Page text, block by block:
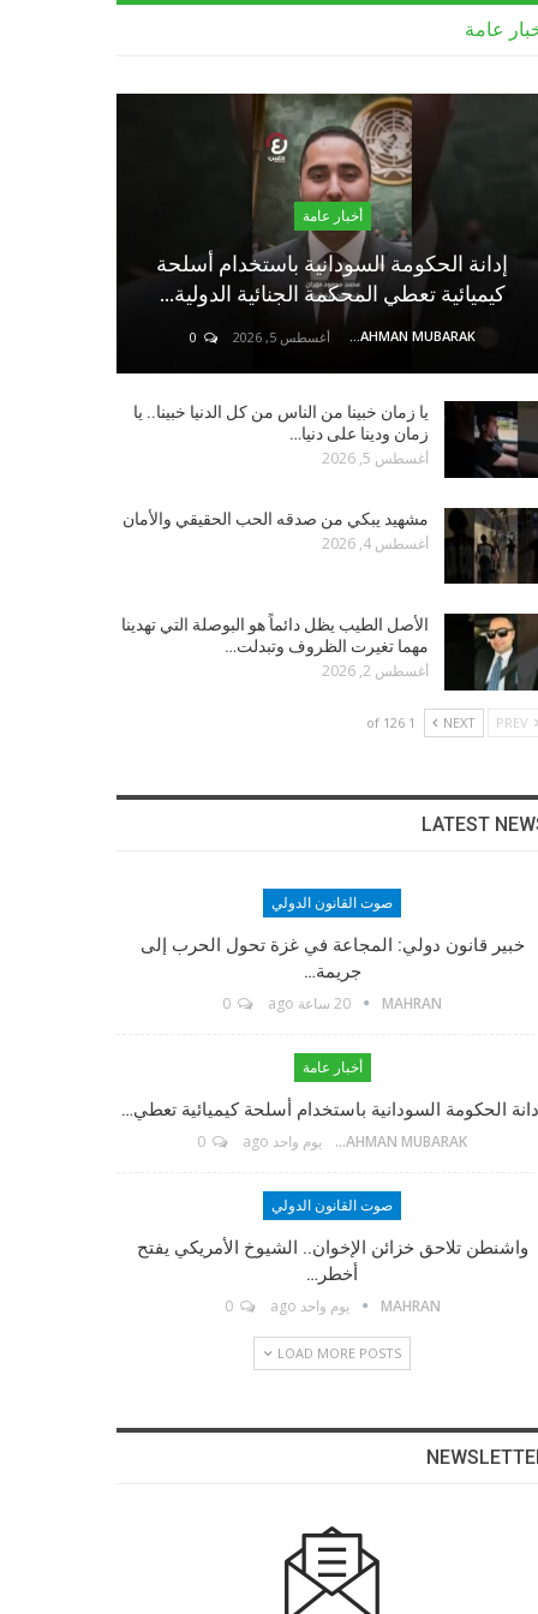
عامة
أخبار عامة
إدانة الحكومة السودانية باستخدام أسلحة
كيميائية تعطي المحكمة الجنائية الدولية…
ABDELRAHMAN MUBARAK أغسطس 5, 2026
يا زمان خبينا من الناس من كل الدنيا خبينا.. يا
زمان ودينا على دنيا…
أغسطس 5, 2026
مشهيد يبكي من صدقه الحب الحقيقي والأمان
أغسطس 4, 2026
الأصل الطيب يظل دائماً هو البوصلة التي تهدينا
مهما تغيرت الظروف وتبدلت…
أغسطس 2, 2026
NEXT
1 of 126
LATEST
صوت القانون الدولي
خبير قانون دولي: المجاعة في غزة تحول الحرب إلى
جريمة…
MAHRAN 20 ساعة ago
أخبار عامة
الحكومة السودانية باستخدام أسلحة كيميائية تعطي…
ABDELRAHMAN MUBARAK يوم واحد ago
صوت القانون الدولي
واشنطن تلاحق خزائن الإخوان.. الشيوخ الأمريكي يفتح
أخطر…
MAHRAN يوم واحد ago 0
LOAD MORE POSTS